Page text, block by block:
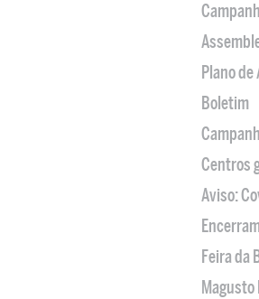
Plano
Boletim
Centros
Aviso:
Feira da